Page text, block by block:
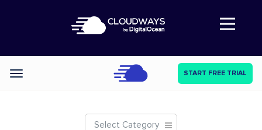
Abre a navegação
Categories START FREE TRIAL
Select Category